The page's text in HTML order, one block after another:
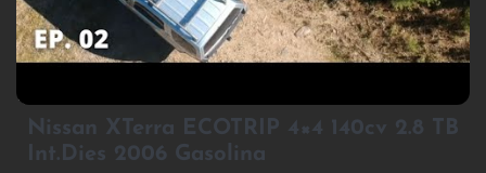
3
Nissan XTerra ECOTRIP 4×4 140cv 2.8 TB
Int.Dies 2006 Gasolina